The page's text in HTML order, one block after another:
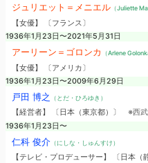
ジュリエット＝メニエル（Juliette
【女優】 〔フランス〕
1936年1月23日〜2021年5月31日
アーリーン＝ゴロンカ （Arlene
【女優】 〔アメリカ〕
1936年1月23日〜2009年6月29日
戸田 博之 （とだ・ひろゆき）
【経営者】 〔日本（東京都）〕 ※西
1936年1月23日〜
仁科 俊介（にしな・しゅんすけ）
【テレビ・プロデューサー】 〔日本（